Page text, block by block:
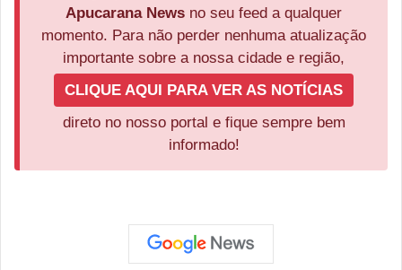
Apucarana News no seu feed a qualquer
momento. Para não perder nenhuma atualização
importante sobre a nossa cidade e região,
CLIQUE AQUI PARA VER AS NOTÍCIAS
direto no nosso portal e fique sempre bem
informado!